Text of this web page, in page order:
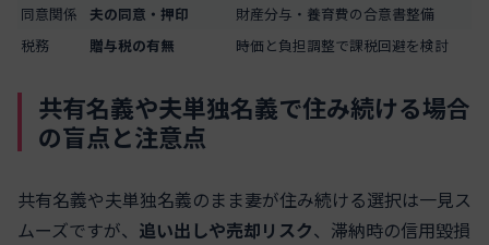
同意関係
夫の同意・押印
財産分与・養育費の合意書整備
税務
贈与税の有無 時価と負担調整で課税回避を検討
共有名義や夫単独名義で住み続ける場合
の盲点と注意点
共有名義や夫単独名義のまま妻が住み続ける選択は一見ス
ムーズですが、 追い出しや売却リスク、滞納時の信用毀損